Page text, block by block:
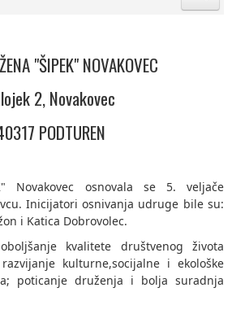
"ŠIPEK" NOVAKOVEC
2, Novakovec
PODTUREN
Novakovec osnovala se 5. veljače
Inicijatori osnivanja udruge bile su:
i Katica Dobrovolec.
kvalitete društvenog života
kulturne,socijalne i ekološke
poticanje druženja i bolja suradnja